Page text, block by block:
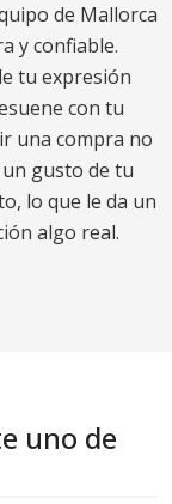
de Mallorca
y confiable.
tu expresión
con tu
una compra no
gusto de tu
lo que le da un
algo real.
uno de